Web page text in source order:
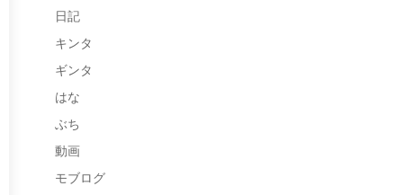
日記
キンタ
ギンタ
はな
ぶち
動画
モブログ